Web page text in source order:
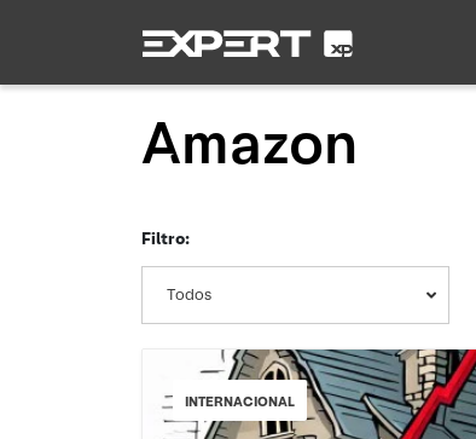
Amazon
Filtro:
Todos
INTERNACIONAL